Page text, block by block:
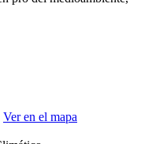
Ver en el mapa